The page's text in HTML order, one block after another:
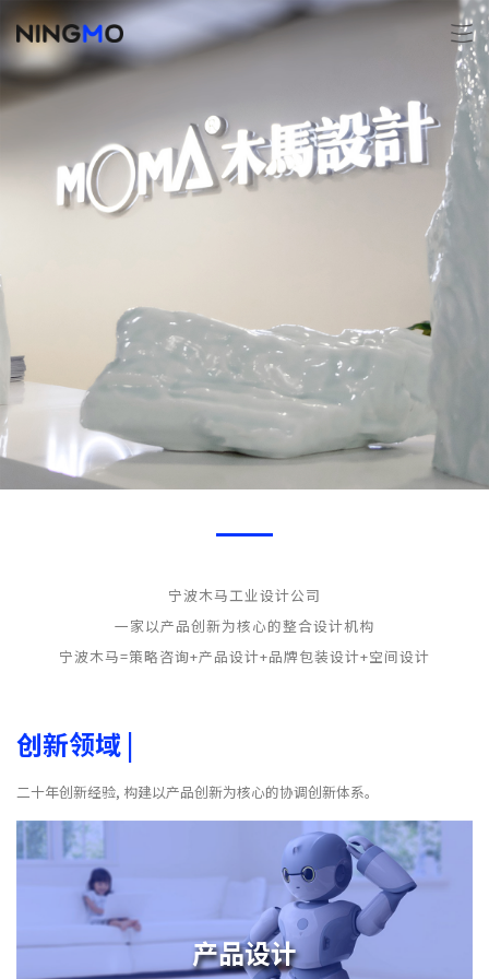
宁波木马工业设计公司
一家以产品创新为核心的整合设计机构
宁波木马=策略咨询+产品设计+品牌包装设计+空间设计
创新领域 |
二十年创新经验, 构建以产品创新为核心的协调创新体系。
产品设计